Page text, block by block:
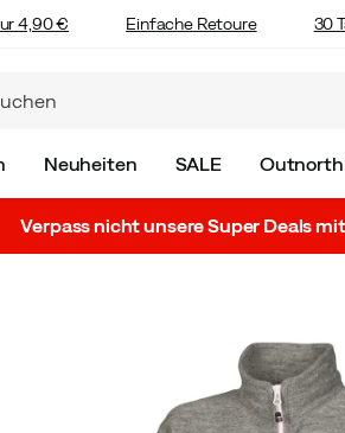
4,90 € Einfache Retoure 30
Neuheiten SALE Outnorth
Verpass nicht unsere Super Deals